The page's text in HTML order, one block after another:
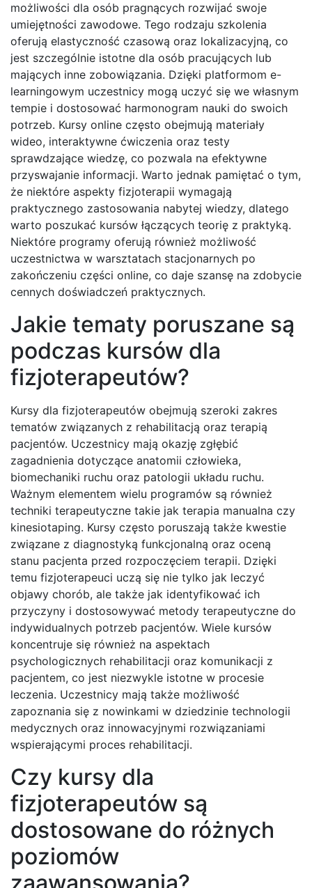
możliwości dla osób pragnących rozwijać swoje
umiejętności zawodowe. Tego rodzaju szkolenia
oferują elastyczność czasową oraz lokalizacyjną, co
jest szczególnie istotne dla osób pracujących lub
mających inne zobowiązania. Dzięki platformom e-
learningowym uczestnicy mogą uczyć się we własnym
tempie i dostosować harmonogram nauki do swoich
potrzeb. Kursy online często obejmują materiały
wideo, interaktywne ćwiczenia oraz testy
sprawdzające wiedzę, co pozwala na efektywne
przyswajanie informacji. Warto jednak pamiętać o tym,
że niektóre aspekty fizjoterapii wymagają
praktycznego zastosowania nabytej wiedzy, dlatego
warto poszukać kursów łączących teorię z praktyką.
Niektóre programy oferują również możliwość
uczestnictwa w warsztatach stacjonarnych po
zakończeniu części online, co daje szansę na zdobycie
cennych doświadczeń praktycznych.
Jakie tematy poruszane są
podczas kursów dla
fizjoterapeutów?
Kursy dla fizjoterapeutów obejmują szeroki zakres
tematów związanych z rehabilitacją oraz terapią
pacjentów. Uczestnicy mają okazję zgłębić
zagadnienia dotyczące anatomii człowieka,
biomechaniki ruchu oraz patologii układu ruchu.
Ważnym elementem wielu programów są również
techniki terapeutyczne takie jak terapia manualna czy
kinesiotaping. Kursy często poruszają także kwestie
związane z diagnostyką funkcjonalną oraz oceną
stanu pacjenta przed rozpoczęciem terapii. Dzięki
temu fizjoterapeuci uczą się nie tylko jak leczyć
objawy chorób, ale także jak identyfikować ich
przyczyny i dostosowywać metody terapeutyczne do
indywidualnych potrzeb pacjentów. Wiele kursów
koncentruje się również na aspektach
psychologicznych rehabilitacji oraz komunikacji z
pacjentem, co jest niezwykle istotne w procesie
leczenia. Uczestnicy mają także możliwość
zapoznania się z nowinkami w dziedzinie technologii
medycznych oraz innowacyjnymi rozwiązaniami
wspierającymi proces rehabilitacji.
Czy kursy dla
fizjoterapeutów są
dostosowane do różnych
poziomów